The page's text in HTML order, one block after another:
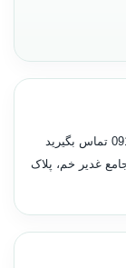
تماس بگیرید
غدیر خم، پلاک